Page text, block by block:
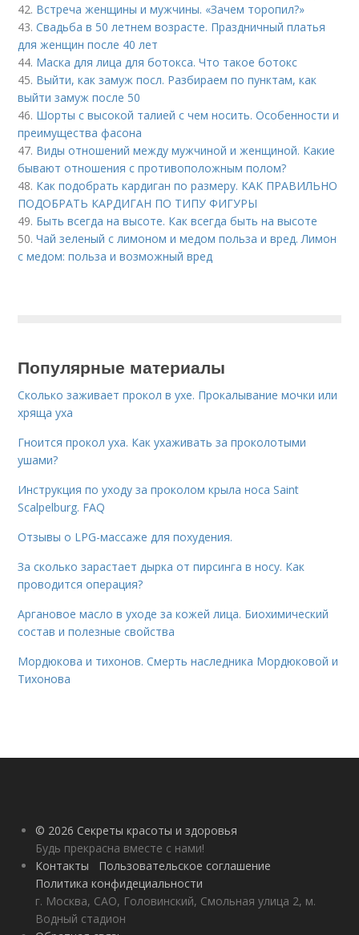
42. Встреча женщины и мужчины. «Зачем торопил?»
43.Свадьба в 50 летнем возрасте. Праздничный платья
для женщин после 40 лет
44. Маска для лица для ботокса. Что такое ботокс
45. Выйти, как замуж посл. Разбираем по пунктам, как
выйти замуж после 50
46. Шорты с высокой талией с чем носить. Особенности и
преимущества фасона
47. Виды отношений между мужчиной и женщиной. Какие
бывают отношения с противоположным полом?
48. Как подобрать кардиган по размеру. КАК ПРАВИЛЬНО
ПОДОБРАТЬ КАРДИГАН ПО ТИПУ ФИГУРЫ
49. Быть всегда на высоте. Как всегда быть на высоте
50.Чай зеленый с лимоном и медом польза и вред. Лимон
с медом: польза и возможный вред
Популярные материалы
Сколько заживает прокол в ухе. Прокалывание мочки или
хряща уха
Гноится прокол уха. Как ухаживать за проколотыми
ушами?
Инструкция по уходу за проколом крыла носа Saint
Scalpelburg. FAQ
Отзывы о LPG-массаже для похудения.
За сколько зарастает дырка от пирсинга в носу. Как
проводится операция?
Аргановое масло в уходе за кожей лица. Биохимический
состав и полезные свойства
Мордюкова и тихонов. Смерть наследника Мордюковой и
Тихонова
© 2026 Секреты красоты и здоровья
Будь прекрасна вместе с нами!
Контакты
Пользовательское соглашение
Политика конфидециальности
г. Москва, САО, Головинский, Смольная улица 2, м.
Водный стадион